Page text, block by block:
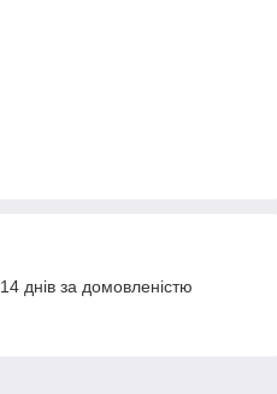
днів за домовленістю